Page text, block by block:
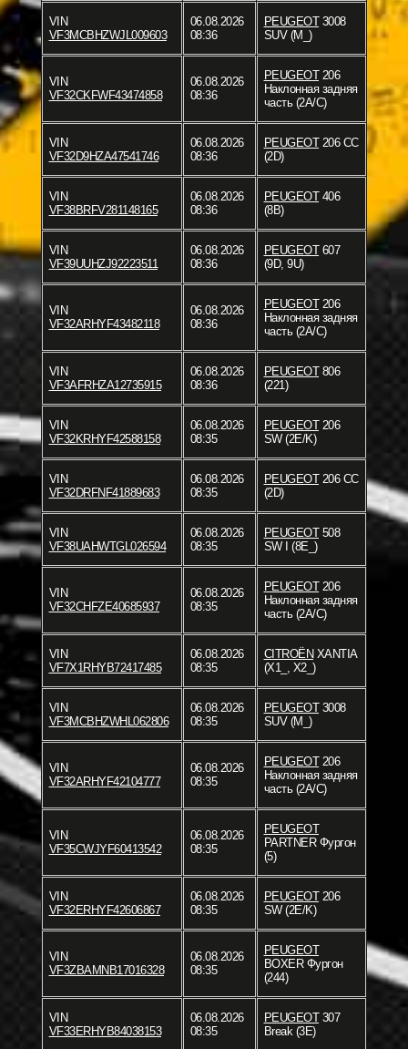
VIN
VF3MCBHZWJL009603
06.08.2026
08:36
PEUGEOT3008
SUV (M_)
VIN
VF32CKFWF43474858
06.08.2026
08:36
PEUGEOT206
Наклонная задняя
часть (2A/C)
VIN
VF32D9HZA47541746
06.08.2026
08:36
PEUGEOT206 CC
(2D)
VIN
VF38BRFV281148165
06.08.2026
08:36
PEUGEOT406
(8B)
VIN
VF39UUHZJ92223511
06.08.2026
08:36
PEUGEOT607
(9D, 9U)
VIN
VF32ARHYF43482118
06.08.2026
08:36
PEUGEOT206
Наклонная задняя
часть (2A/C)
VIN
VF3AFRHZA12735915
06.08.2026
08:36
PEUGEOT806
(221)
VIN
VF32KRHYF42588158
06.08.2026
08:35
PEUGEOT206
SW (2E/K)
VIN
VF32DRFNF41889683
06.08.2026
08:35
PEUGEOT206 CC
(2D)
VIN
VF38UAHWTGL026594
06.08.2026
08:35
PEUGEOT508
SW I (8E_)
VIN
VF32CHFZE40685937
06.08.2026
08:35
PEUGEOT206
Наклонная задняя
часть (2A/C)
VIN
VF7X1RHYB72417485
06.08.2026
08:35
CITROËN XANTIA
(X1_, X2_)
VIN
VF3MCBHZWHL062806
06.08.2026
08:35
PEUGEOT3008
SUV (M_)
VIN
VF32ARHYF42104777
06.08.2026
08:35
PEUGEOT206
Наклонная задняя
часть (2A/C)
VIN
VF35CWJYF60413542
06.08.2026
08:35
PEUGEOT
PARTNER Фургон
(5)
VIN
VF32ERHYF42606867
06.08.2026
08:35
PEUGEOT206
SW (2E/K)
VIN
VF3ZBAMNB17016328
06.08.2026
08:35
PEUGEOT
BOXER Фургон
(244)
VIN
VF33ERHYB84038153
06.08.2026
08:35
PEUGEOT307
Break (3E)